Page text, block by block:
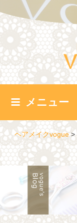
ン
テ
ツ
へ
ス
キ
メニュー
ヘアメイクvogue>